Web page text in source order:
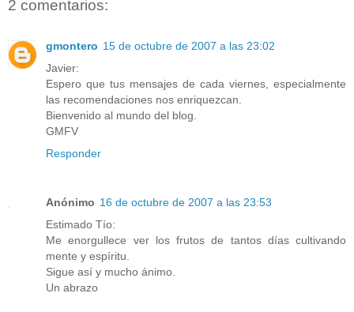
2 comentarios:
gmontero 15 de octubre de 2007 a las 23:02
Javier:
Espero que tus mensajes de cada viernes, especialmente
las recomendaciones nos enriquezcan.
Bienvenido al mundo del blog.
GMFV
Responder
Anónimo 16 de octubre de 2007 a las 23:53
Estimado Tío:
Me enorgullece ver los frutos de tantos días cultivando
mente y espíritu.
Sigue así y mucho ánimo.
Un abrazo